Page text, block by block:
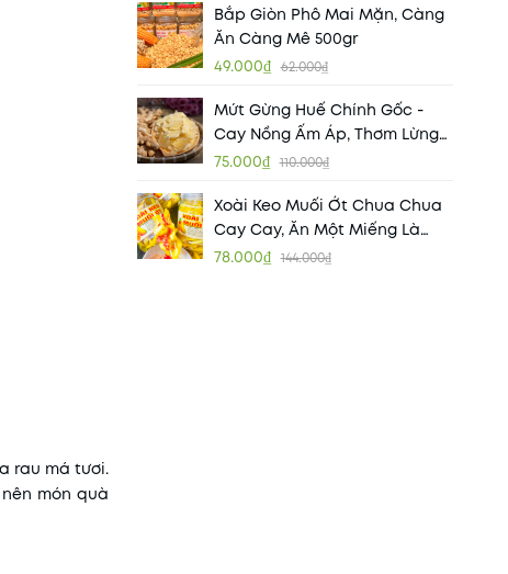
rau má tươi.
món quà
Bắp Giòn Phô Mai Mặn, Càng
Ăn Càng Mê 500gr
49.000₫ 62.000₫
Mứt Gừng Huế Chính Gốc -
Cay Nồng Ấm Áp, Thơm Lừng
Hương Vị Cố Đô
75.000₫ 110.000₫
Xoài Keo Muối Ớt Chua Chua
Cay Cay, Ăn Một Miếng Là
Ghiền
78.000₫ 144.000₫